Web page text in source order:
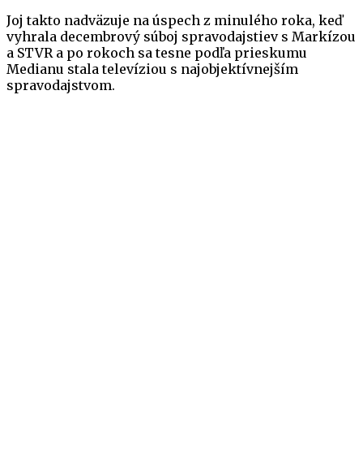
Joj takto nadväzuje na úspech z minulého roka, keď
vyhrala decembrový súboj spravodajstiev s Markízou
a STVR a po rokoch sa tesne podľa prieskumu
Medianu stala televíziou s najobjektívnejším
spravodajstvom.